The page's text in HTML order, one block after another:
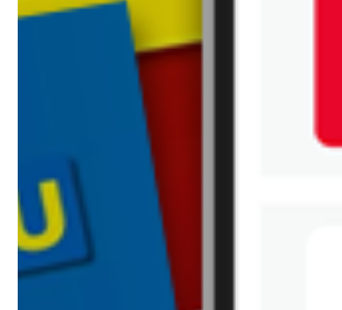
WIĘCEJ GAZETEK HOMLA